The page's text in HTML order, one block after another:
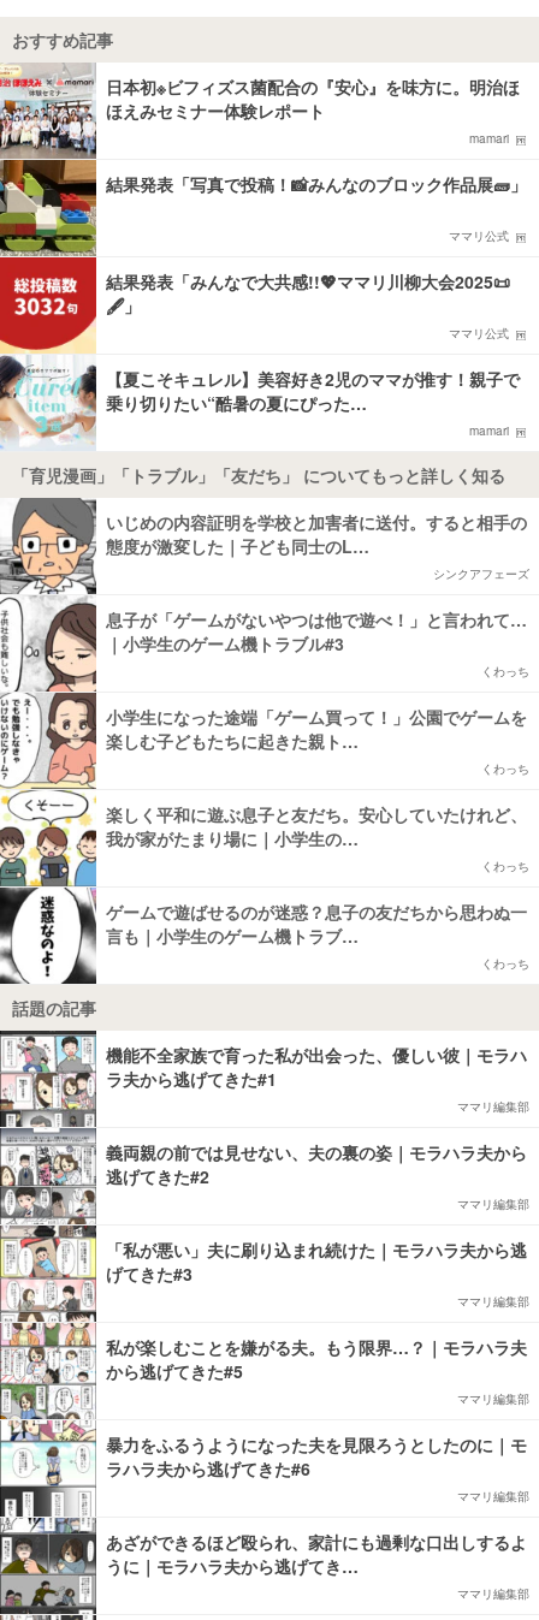
おすすめ記事
日本初※ビフィズス菌配合の『安心』を味方に。明治ほ
ほえみセミナー体験レポート
mamari
結果発表「写真で投稿！📸みんなのブロック作品展🧱」
ママリ公式
結果発表「みんなで大共感!!💖ママリ川柳大会2025📜
🖋️」
ママリ公式
【夏こそキュレル】美容好き2児のママが推す！親子で
乗り切りたい“酷暑の夏にぴった…
mamari
「育児漫画」「トラブル」「友だち」 についてもっと詳しく知る
いじめの内容証明を学校と加害者に送付。すると相手の
態度が激変した｜子ども同士のL…
シンクアフェーズ
息子が「ゲームがないやつは他で遊べ！」と言われて…
｜小学生のゲーム機トラブル#3
くわっち
小学生になった途端「ゲーム買って！」公園でゲームを
楽しむ子どもたちに起きた親ト…
くわっち
楽しく平和に遊ぶ息子と友だち。安心していたけれど、
我が家がたまり場に｜小学生の…
くわっち
ゲームで遊ばせるのが迷惑？息子の友だちから思わぬ一
言も｜小学生のゲーム機トラブ…
くわっち
話題の記事
機能不全家族で育った私が出会った、優しい彼｜モラハ
ラ夫から逃げてきた#1
ママリ編集部
義両親の前では見せない、夫の裏の姿｜モラハラ夫から
逃げてきた#2
ママリ編集部
「私が悪い」夫に刷り込まれ続けた｜モラハラ夫から逃
げてきた#3
ママリ編集部
私が楽しむことを嫌がる夫。もう限界…？｜モラハラ夫
から逃げてきた#5
ママリ編集部
暴力をふるうようになった夫を見限ろうとしたのに｜モ
ラハラ夫から逃げてきた#6
ママリ編集部
あざができるほど殴られ、家計にも過剰な口出しするよ
うに｜モラハラ夫から逃げてき…
ママリ編集部